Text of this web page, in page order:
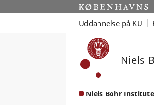
Start
Uddannelse på KU
Niels
Niels Bohr